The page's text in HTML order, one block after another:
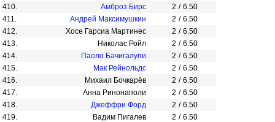
410.
Амброз Бирс 2 / 6.50
411.
Андрей Максимушкин 2 / 6.50
412.
Хосе Гарсиа Мартинес 2 / 6.50
413.
Николас Ройл 2 / 6.50
414.
Паоло Бачигалупи 2 / 6.50
415.
Мак Рейнольдс 2 / 6.50
416.
Михаил Бочкарёв 2 / 6.50
417.
Анна Ринонаполи 2 / 6.50
418.
Джеффри Форд 2 / 6.50
419.
Вадим Пигалев 2 / 6.50